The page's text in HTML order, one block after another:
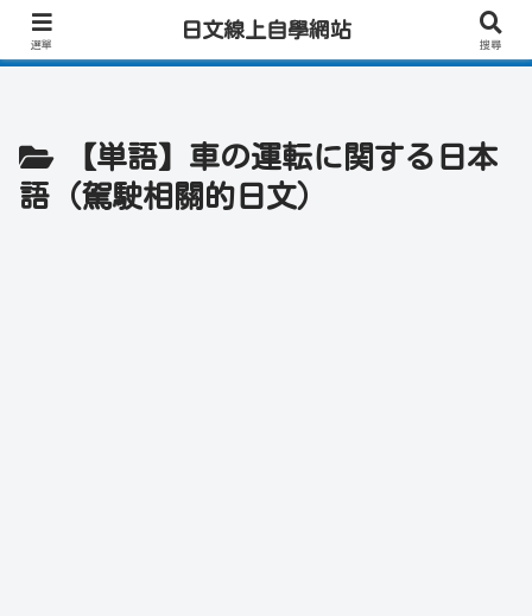
日文學習首選｜快速學會實用日文｜專業日籍老師一對一線上教學｜高效會話練
【単語】車の運転に関する日本
語（駕駛相關的日文）
選單
日文線上自學網站
搜尋